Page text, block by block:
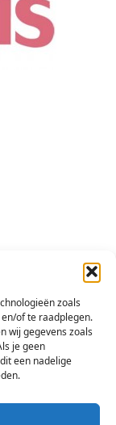
zoals
of te raadplegen.
wij gegevens zoals
je geen
een nadelige